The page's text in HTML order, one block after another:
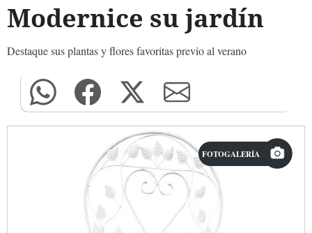
Modernice su jardín
Destaque sus plantas y flores favoritas previo al verano
FOTOGALERÍA